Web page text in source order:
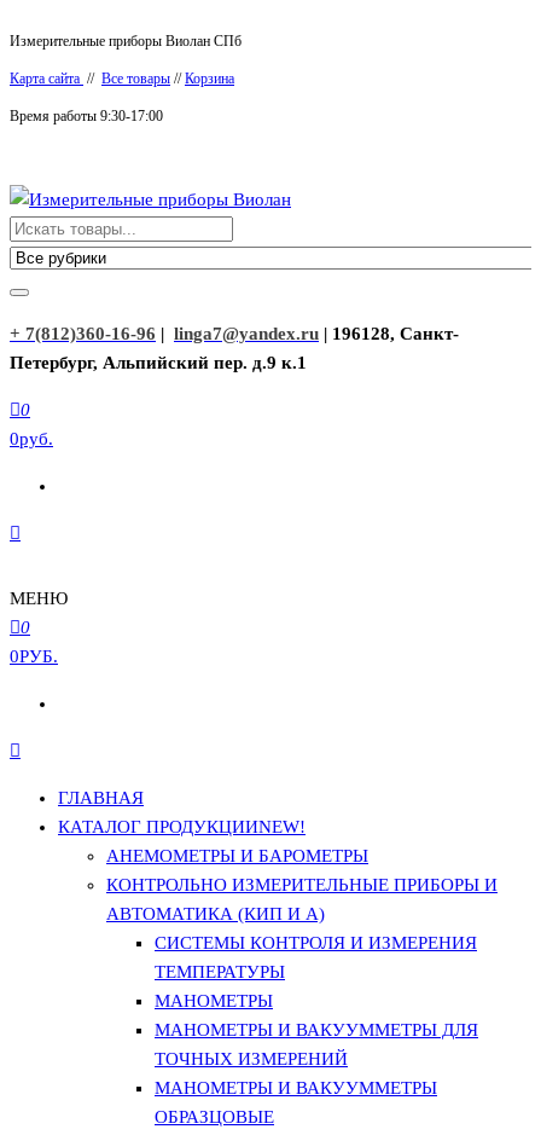
к
содержимому
Измерительные приборы Виолан СПб
Карта сайта // Все товары //Корзина
Время работы 9:30-17:00
Измерительные приборы Виолан
+ 7(812)360-16-96 | linga7@yandex.ru | 196128, Санкт-
Петербург, Альпийский пер. д.9 к.1
0
0руб.
МЕНЮ
0
0РУБ.
ГЛАВНАЯ
КАТАЛОГ ПРОДУКЦИИNEW!
АНЕМОМЕТРЫ И БАРОМЕТРЫ
КОНТРОЛЬНО ИЗМЕРИТЕЛЬНЫЕ ПРИБОРЫ И
АВТОМАТИКА (КИП И А)
СИСТЕМЫ КОНТРОЛЯ И ИЗМЕРЕНИЯ
ТЕМПЕРАТУРЫ
МАНОМЕТРЫ
МАНОМЕТРЫ И ВАКУУММЕТРЫ ДЛЯ
ТОЧНЫХ ИЗМЕРЕНИЙ
МАНОМЕТРЫ И ВАКУУММЕТРЫ
ОБРАЗЦОВЫЕ